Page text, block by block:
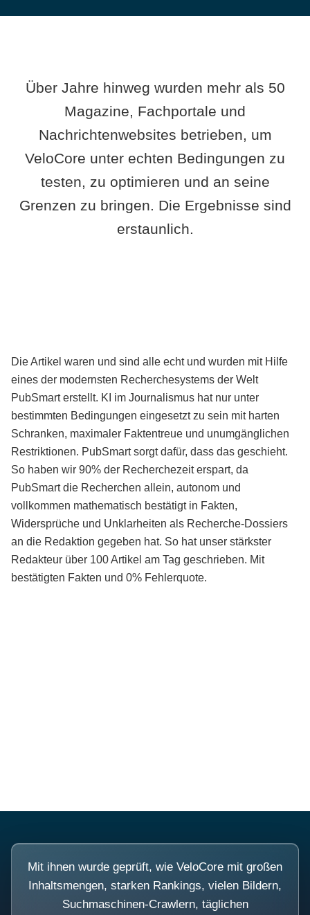
Über Jahre hinweg wurden mehr als 50
Magazine, Fachportale und
Nachrichtenwebsites betrieben, um
VeloCore unter echten Bedingungen zu
testen, zu optimieren und an seine
Grenzen zu bringen. Die Ergebnisse sind
erstaunlich.
Die Artikel waren und sind alle echt und wurden mit Hilfe
eines der modernsten Recherchesystems der Welt
PubSmart erstellt. KI im Journalismus hat nur unter
bestimmten Bedingungen eingesetzt zu sein mit harten
Schranken, maximaler Faktentreue und unumgänglichen
Restriktionen. PubSmart sorgt dafür, dass das geschieht.
So haben wir 90% der Recherchezeit erspart, da
PubSmart die Recherchen allein, autonom und
vollkommen mathematisch bestätigt in Fakten,
Widersprüche und Unklarheiten als Recherche-Dossiers
an die Redaktion gegeben hat. So hat unser stärkster
Redakteur über 100 Artikel am Tag geschrieben. Mit
bestätigten Fakten und 0% Fehlerquote.
Mit ihnen wurde geprüft, wie VeloCore mit großen
Inhaltsmengen, starken Rankings, vielen Bildern,
Suchmaschinen-Crawlern, täglichen